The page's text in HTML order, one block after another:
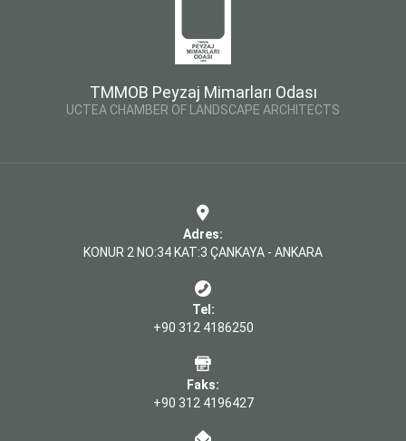
TMMOB Peyzaj Mimarları Odası
UCTEA CHAMBER OF LANDSCAPE ARCHITECTS
Adres:
KONUR 2 NO:34 KAT:3 ÇANKAYA - ANKARA
Tel:
+90 312 4186250
Faks:
+90 312 4196427